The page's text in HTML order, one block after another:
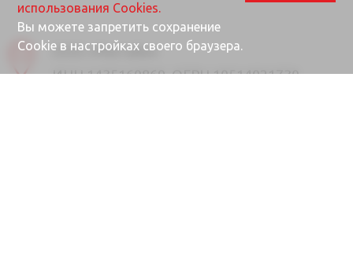
ООО «Ректайм»
ИНН 1435160869, ОГРН 10514021730
использования Cookies.
Вы можете запретить сохранение
Cookie в настройках своего браузера.